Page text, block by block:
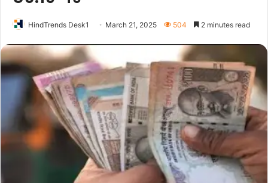
HindTrends Desk1 March 21, 2025 504 2 minutes read